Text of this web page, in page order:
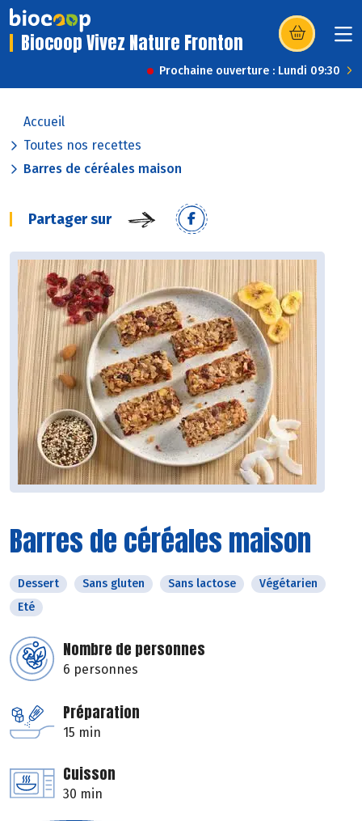
Biocoop Vivez Nature Fronton (s’ouvre dans
Prochaine ouverture : Lundi 09:30
Accueil
Toutes nos recettes
Barres de céréales maison
Partager sur
Barres de céréales maison
Dessert Sans gluten Sans lactose
Végétarien
Eté
Nombre de personnes
6 personnes
Préparation
15 min
Cuisson
30 min